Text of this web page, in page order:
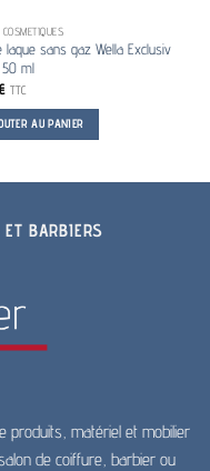
laque sans gaz Wella Exclusiv
ml
TTC
AU PANIER
ET BARBIERS
produits, matériel et mobilier
de coiffure, barbier ou